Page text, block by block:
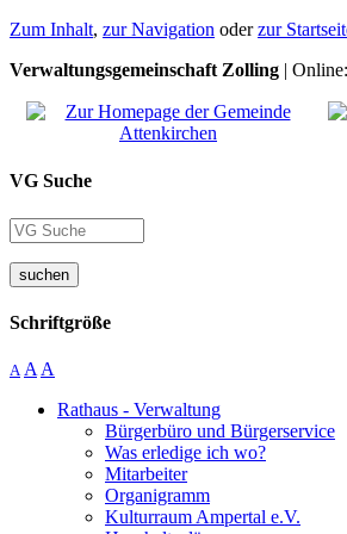
Zum Inhalt, zur Navigation oderzur
Verwaltungsgemeinschaft Zolling |
VG Suche
suchen
Schriftgröße
A A A
Rathaus - Verwaltung
Bürgerbüro und Bürgerservice
Was erledige ich wo?
Mitarbeiter
Organigramm
Kulturraum Ampertal e.V.